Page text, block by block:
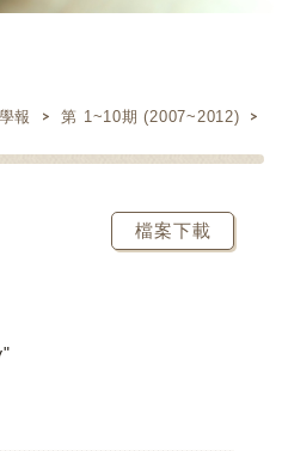
報 第 1~10期 (2007~2012)
檔案下載